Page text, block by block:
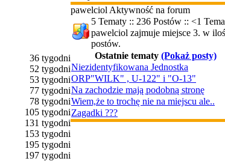
36 tygodni
52 tygodni
53 tygodni
77 tygodni
78 tygodni
105 tygodni
131 tygodni
153 tygodni
195 tygodni
197 tygodni
pawelciol Aktywność na forum
5 Tematy :: 236 Postów :: <1
pawelciol zajmuje miejsce 3. w
postów.
Ostatnie tematy (Pokaż posty)
Niezidentyfikowana Jednostka
ORP"WILK" , U-122" i "O-13"
Na zachodzie mają podobną stronę
Wiem,że to trochę nie na miejscu ale..
Zagadki ???